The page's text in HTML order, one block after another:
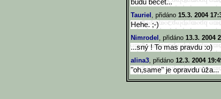
budu bečet...
Tauriel , přidáno 15.3. 2004
Hehe. ;-)
Nimrodel , přidáno 13.3. 2004
...sný ! To mas pravdu :o)
alina3, přidáno 12.3. 2004
"oh,same" je opravdu úža...